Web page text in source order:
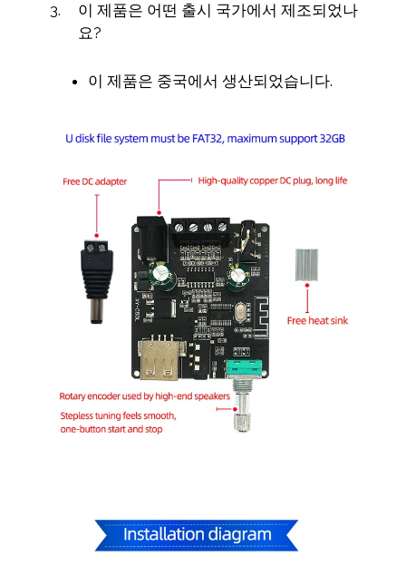
이 제품은 어떤 출시 국가에서 제조되었나
요?
이 제품은 중국에서 생산되었습니다.